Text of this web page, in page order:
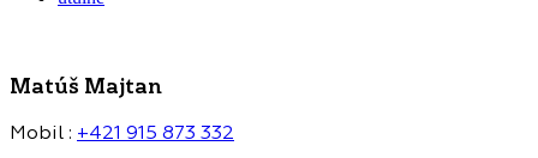
Matúš Majtan
Mobil : +421 915 873 332